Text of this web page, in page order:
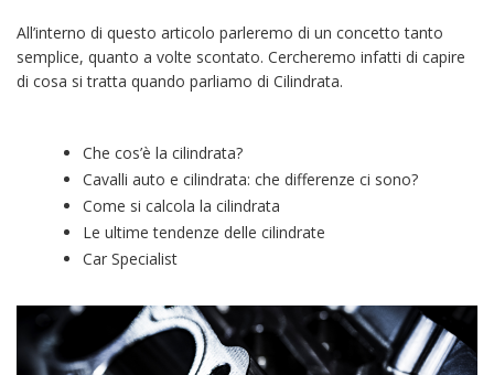
All’interno di questo articolo parleremo di un concetto tanto
semplice, quanto a volte scontato. Cercheremo infatti di capire
di cosa si tratta quando parliamo di Cilindrata.
Che cos’è la cilindrata?
Cavalli auto e cilindrata: che differenze ci sono?
Come si calcola la cilindrata
Le ultime tendenze delle cilindrate
Car Specialist